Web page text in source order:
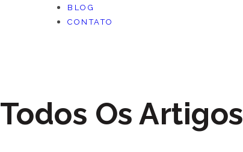
BLOG
CONTATO
Todos Os Artigos